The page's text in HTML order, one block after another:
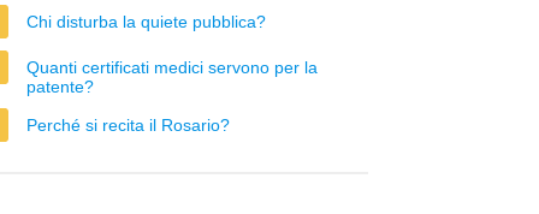
Chi disturba la quiete pubblica?
Quanti certificati medici servono per la
patente?
Perché si recita il Rosario?